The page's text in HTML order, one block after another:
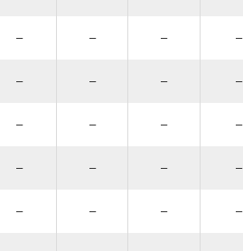
– – – –
– – – –
– – – –
– – – –
– – – –